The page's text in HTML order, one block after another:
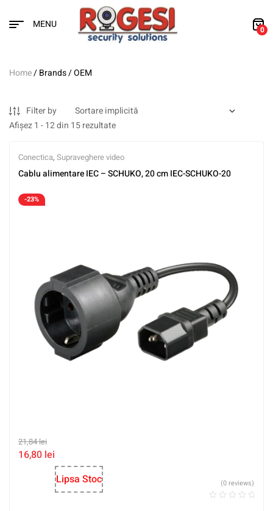
MENU 0
Home/ Brands / OEM
Filter by
Afișez 1 - 12 din 15 rezultate
Conectica, Supraveghere video
Cablu alimentare IEC – SCHUKO, 20 cm IEC-SCHUKO-20
-23%
21,84lei
16,80 lei
Lipsa Stoc
(0 reviews)